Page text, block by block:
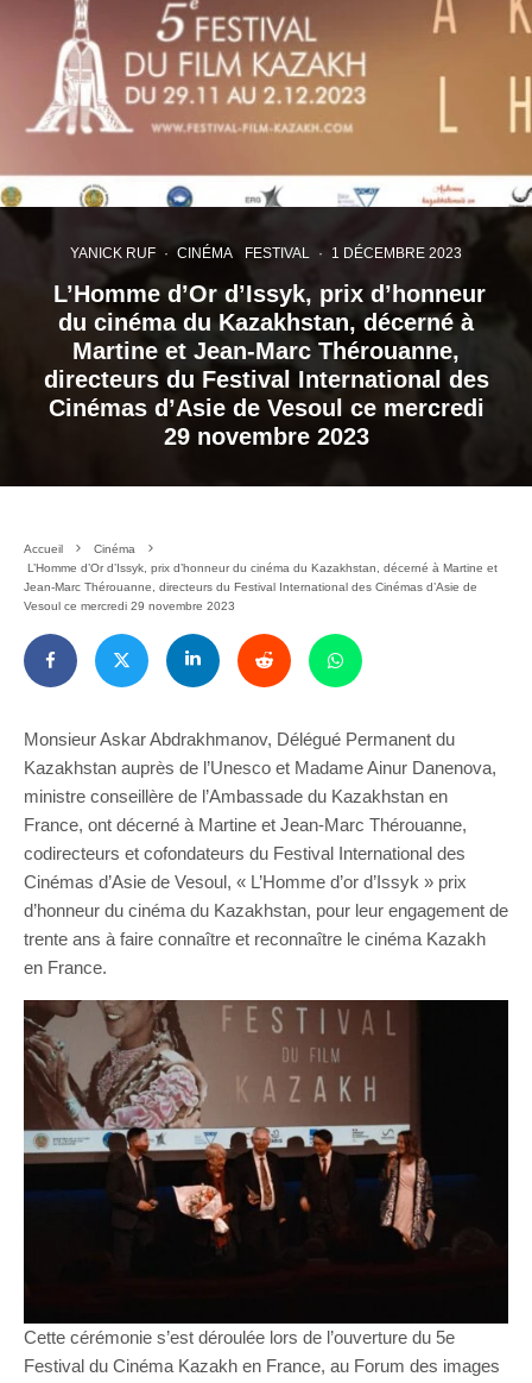
YANICK RUF · CINÉMA FESTIVAL · 1 DÉCEMBRE 2023
L’Homme d’Or d’Issyk, prix d’honneur
du cinéma du Kazakhstan, décerné à
Martine et Jean-Marc Thérouanne,
directeurs du Festival International des
Cinémas d’Asie de Vesoul ce mercredi
29 novembre 2023
Accueil
Cinéma
L’Homme d’Or d’Issyk, prix d’honneur du cinéma du Kazakhstan, décerné à Martine et
Jean-Marc Thérouanne, directeurs du Festival International des Cinémas d’Asie de
Vesoul ce mercredi 29 novembre 2023
Monsieur Askar Abdrakhmanov, Délégué Permanent du
Kazakhstan auprès de l’Unesco et Madame Ainur Danenova,
ministre conseillère de l’Ambassade du Kazakhstan en
France, ont décerné à Martine et Jean-Marc Thérouanne,
codirecteurs et cofondateurs du Festival International des
Cinémas d’Asie de Vesoul, « L’Homme d’or d’Issyk » prix
d’honneur du cinéma du Kazakhstan, pour leur engagement de
trente ans à faire connaître et reconnaître le cinéma Kazakh
en France.
Cette cérémonie s’est déroulée lors de l’ouverture du 5e
Festival du Cinéma Kazakh en France, au Forum des images